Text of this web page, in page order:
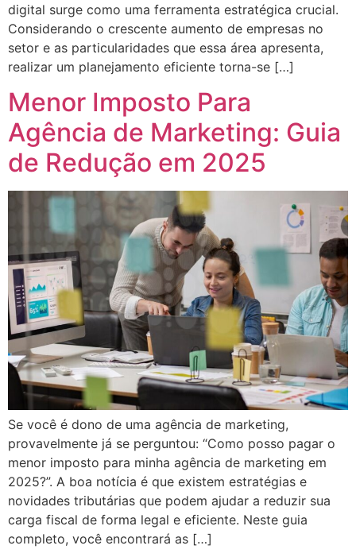
digital surge como uma ferramenta estratégica crucial.
Considerando o crescente aumento de empresas no
setor e as particularidades que essa área apresenta,
realizar um planejamento eficiente torna-se […]
Menor Imposto Para
Agência de Marketing: Guia
de Redução em 2025
Se você é dono de uma agência de marketing,
provavelmente já se perguntou: “Como posso pagar o
menor imposto para minha agência de marketing em
2025?”. A boa notícia é que existem estratégias e
novidades tributárias que podem ajudar a reduzir sua
carga fiscal de forma legal e eficiente. Neste guia
completo, você encontrará as […]